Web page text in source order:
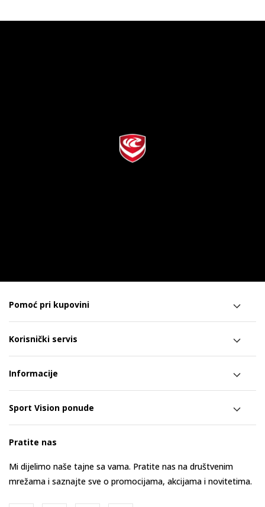
Pomoć pri kupovini
Korisnički servis
Informacije
Sport Vision ponude
Pratite nas
Mi dijelimo naše tajne sa vama. Pratite nas na društvenim
mrežama i saznajte sve o promocijama, akcijama i novitetima.